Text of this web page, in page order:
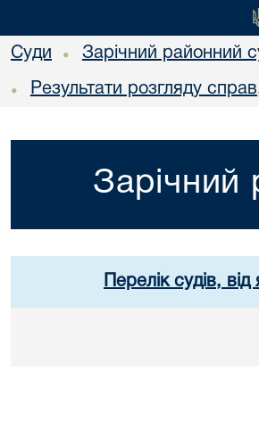
Суди • Зарічний районний
• Результати розгляду
Перелік судів,